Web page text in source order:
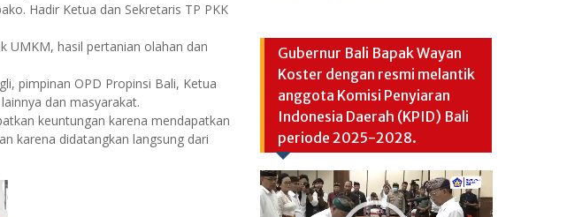
Hadir Ketua dan Sekretaris TP PKK
UMKM, hasil pertanian olahan dan
pimpinan OPD Propinsi Bali, Ketua
dan masyarakat.
keuntungan karena mendapatkan
karena didatangkan langsung dari
Gubernur Bali Bapak Wayan
Koster dengan resmi melantik
anggota Komisi Penyiaran
Indonesia Daerah (KPID) Bali
periode 2025-2028.
Video
Player